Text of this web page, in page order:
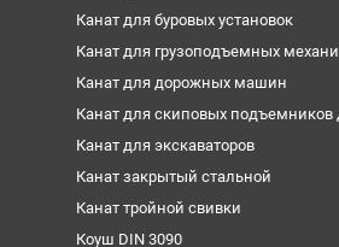
Канат для буровых установок
Канат для грузоподъемных
Канат для дорожных машин
Канат для скиповых
Канат для экскаваторов
Канат закрытый стальной
Канат тройной свивки
Коуш DIN 3090